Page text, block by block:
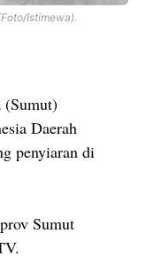
Istimewa).
(Sumut)
Daerah
penyiaran di
Sumut